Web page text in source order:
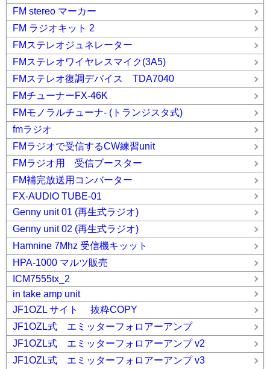
FM stereo マーカー
FM ラジオキット 2
FMステレオジュネレーター
FMステレオワイヤレスマイク(3A5)
FMステレオ復調デバイス TDA7040
FMチューナーFX-46K
FMモノラルチューナ- (トランジスタ式)
fmラジオ
FMラジオで受信するCW練習unit
FMラジオ用 受信ブースター
FM補完放送用コンバーター
FX-AUDIO TUBE-01
Genny unit 01 (再生式ラジオ)
Genny unit 02 (再生式ラジオ)
Hamnine 7Mhz 受信機キッット
HPA-1000 マルツ販売
ICM7555tx_2
in take amp unit
JF1OZL サイト 抜粋COPY
JF1OZL式 エミッターフォロアーアンプ
JF1OZL式 エミッターフォロアーアンプ v2
JF1OZL式 エミッターフォロアーアンプ v3